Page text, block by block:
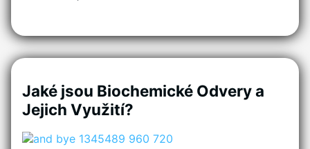
Jaké jsou Biochemické Odvery a
Jejich Využití?